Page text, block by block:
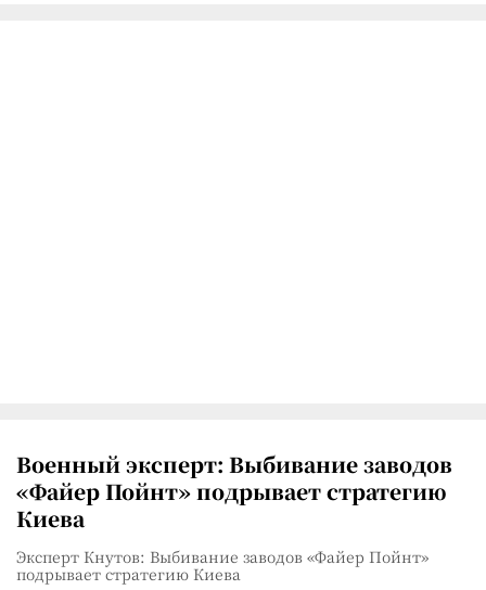
Военный эксперт: Выбивание заводов
«Файер Пойнт» подрывает стратегию
Киева
Эксперт Кнутов: Выбивание заводов «Файер Пойнт»
подрывает стратегию Киева